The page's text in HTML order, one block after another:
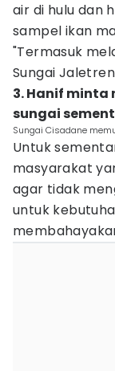
air di hulu dan
sampel ikan
"Termasuk
Sungai
3. Hanif
sungai
Sungai Cisadane
Untuk
masyarakat
agar tidak
untuk